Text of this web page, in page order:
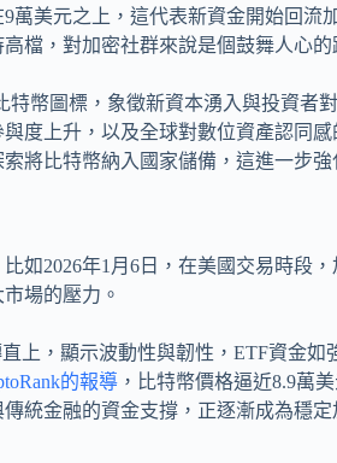
萬美元之上，這代表新資金開始回
檔，對加密社群來說是個鼓舞人心的
度上升，以及全球對數位資產認同
將比特幣納入國家儲備，這進一步強
如2026年1月6日，在美國交易時段
場的壓力。
的報導 ，比特幣價格逼近8.9萬
統金融的資金支撐，正逐漸成為穩